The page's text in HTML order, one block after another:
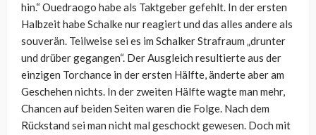
hin.“ Ouedraogo habe als Taktgeber gefehlt. In der ersten
Halbzeit habe Schalke nur reagiert und das alles andere als
souverän. Teilweise sei es im Schalker Strafraum „drunter
und drüber gegangen“. Der Ausgleich resultierte aus der
einzigen Torchance in der ersten Hälfte, änderte aber am
Geschehen nichts. In der zweiten Hälfte wagte man mehr,
Chancen auf beiden Seiten waren die Folge. Nach dem
Rückstand sei man nicht mal geschockt gewesen. Doch mit